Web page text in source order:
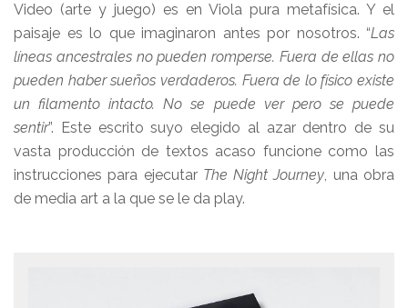
Video (arte y juego) es en Viola pura metafísica. Y el
paisaje es lo que imaginaron antes por nosotros. “Las
líneas ancestrales no pueden romperse. Fuera de ellas no
pueden haber sueños verdaderos. Fuera de lo físico existe
un filamento intacto. No se puede ver pero se puede
sentir”. Este escrito suyo elegido al azar dentro de su
vasta producción de textos acaso funcione como las
instrucciones para ejecutar The Night Journey, una obra
de media art a la que se le da play.